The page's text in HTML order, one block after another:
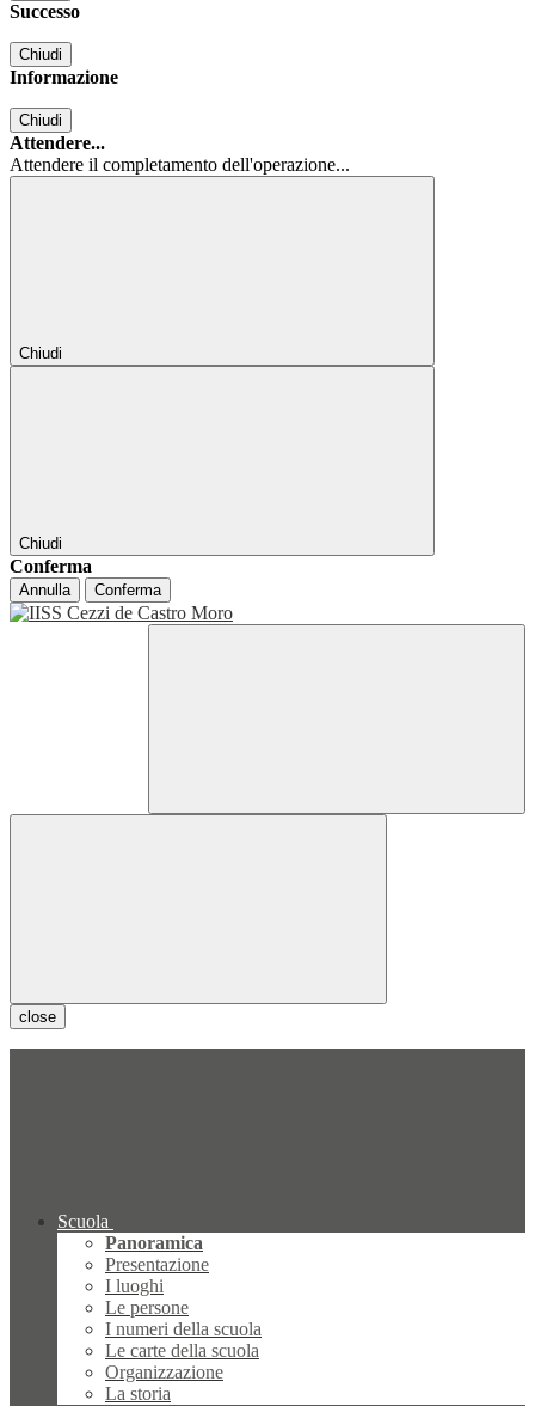
Successo
Chiudi
Informazione
Chiudi
Attendere...
Attendere il completamento dell'operazione...
Chiudi
Chiudi
Conferma
Annulla Conferma
close
Scuola
Panoramica
Presentazione
I luoghi
Le persone
I numeri della scuola
Le carte della scuola
Organizzazione
La storia